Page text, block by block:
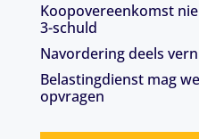
Koopovereenkomst
3-schuld
Navordering deels
Belastingdienst mag
opvragen